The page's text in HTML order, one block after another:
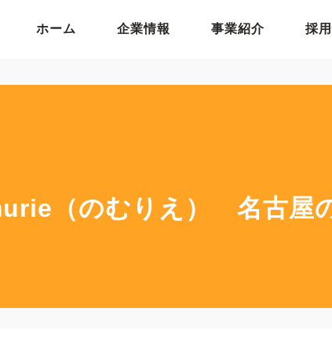
ホーム 企業情報 事業紹介 採
（のむりえ） 名古屋